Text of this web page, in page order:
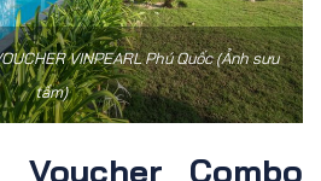
VINPEARL Phú Quốc (Ảnh sưu
tầm)
Combo